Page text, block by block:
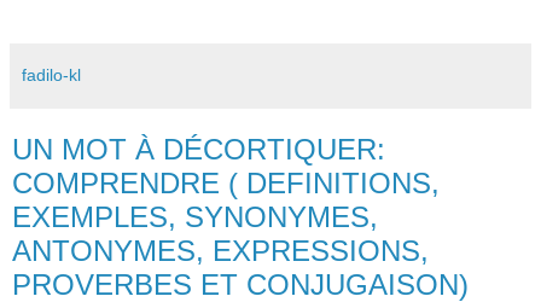
fadilo-kl
UN MOT À DÉCORTIQUER:
COMPRENDRE ( DEFINITIONS,
EXEMPLES, SYNONYMES,
ANTONYMES, EXPRESSIONS,
PROVERBES ET CONJUGAISON)